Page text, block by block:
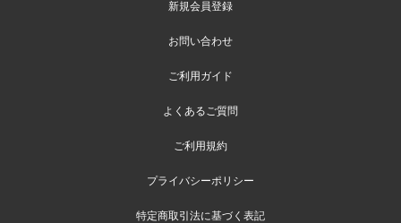
新規会員登録
お問い合わせ
ご利用ガイド
よくあるご質問
ご利用規約
プライバシーポリシー
特定商取引法に基づく表記